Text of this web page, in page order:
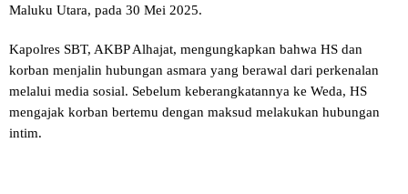
Maluku Utara, pada 30 Mei 2025.
Kapolres SBT, AKBP Alhajat, mengungkapkan bahwa HS dan
korban menjalin hubungan asmara yang berawal dari perkenalan
melalui media sosial. Sebelum keberangkatannya ke Weda, HS
mengajak korban bertemu dengan maksud melakukan hubungan
intim.